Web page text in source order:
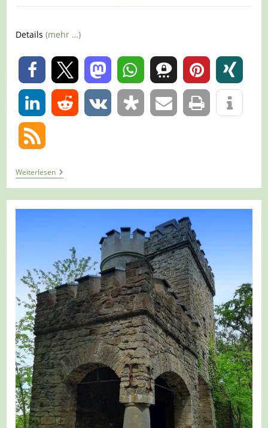
Details(mehr …)
0
0
WeiterlesenTour
1108
–
Witten
–
Zwischen
Buchenholz
Und
Herrenholz